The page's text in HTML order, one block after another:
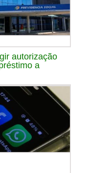
autorização
a